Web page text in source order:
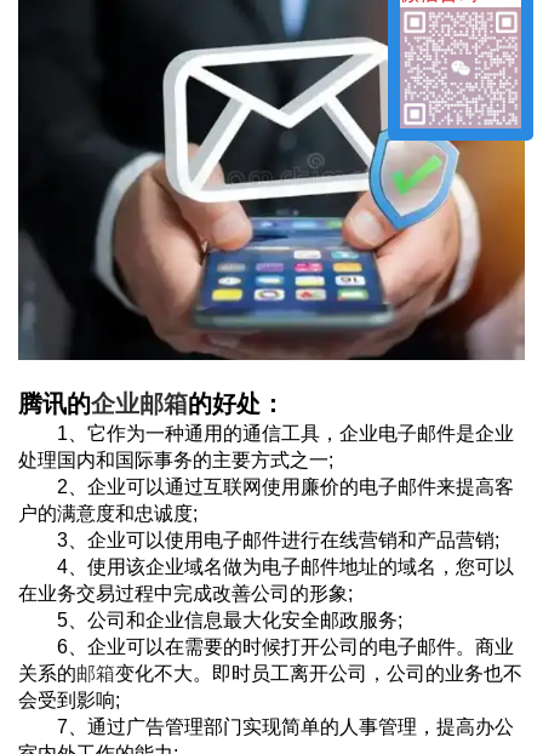
腾讯的企业邮箱的好处：
1、它作为一种通用的通信工具，企业电子邮件是企业
处理国内和国际事务的主要方式之一;
2、企业可以通过互联网使用廉价的电子邮件来提高客
户的满意度和忠诚度;
3、企业可以使用电子邮件进行在线营销和产品营销;
4、使用该企业域名做为电子邮件地址的域名，您可以
在业务交易过程中完成改善公司的形象;
5、公司和企业信息最大化安全邮政服务;
6、企业可以在需要的时候打开公司的电子邮件。商业
关系的邮箱变化不大。即时员工离开公司，公司的业务也不
会受到影响;
7、通过广告管理部门实现简单的人事管理，提高办公